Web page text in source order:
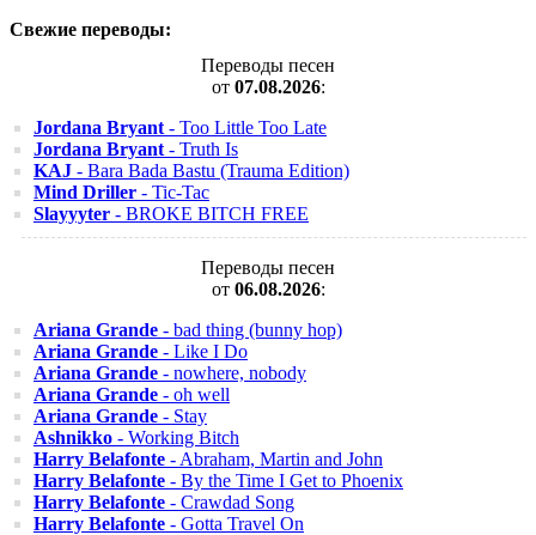
Свежие переводы:
Переводы песен
от 07.08.2026:
Jordana Bryant - Too Little Too Late
Jordana Bryant - Truth Is
KAJ - Bara Bada Bastu (Trauma Edition)
Mind Driller - Tic-Tac
Slayyyter - BROKE BITCH FREE
Переводы песен
от 06.08.2026:
Ariana Grande - bad thing (bunny hop)
Ariana Grande - Like I Do
Ariana Grande - nowhere, nobody
Ariana Grande - oh well
Ariana Grande - Stay
Ashnikko - Working Bitch
Harry Belafonte - Abraham, Martin and John
Harry Belafonte - By the Time I Get to Phoenix
Harry Belafonte - Crawdad Song
Harry Belafonte - Gotta Travel On